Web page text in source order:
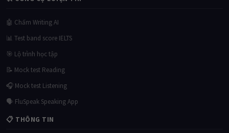
🤖 Chấm Writing AI
📊 Test band score IELTS
🎯 Lộ trình học tập
📝 Mock test Reading
🎧 Mock test Listening
🗣 FluSpeak Speaking App
📋 THÔNG TIN